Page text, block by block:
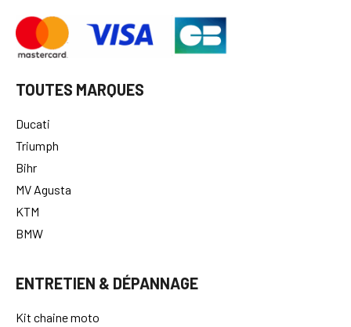
TOUTES MARQUES
Ducati
Triumph
Bihr
MV Agusta
KTM
BMW
ENTRETIEN & DÉPANNAGE
Kit chaine moto